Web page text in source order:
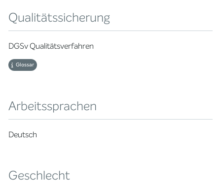
Qualitätssicherung
DGSv Qualitätsverfahren
Glossar
Arbeitssprachen
Deutsch
Geschlecht